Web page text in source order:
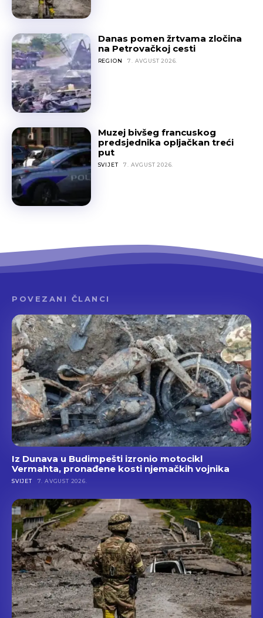
Danas pomen žrtvama zločina
na Petrovačkoj cesti
REGION 7. AVGUST 2026.
Muzej bivšeg francuskog
predsjednika opljačkan treći
put
SVIJET 7. AVGUST 2026.
POVEZANI ČLANCI
Iz Dunava u Budimpešti izronio motocikl
Vermahta, pronađene kosti njemačkih vojnika
SVIJET 7. AVGUST 2026.